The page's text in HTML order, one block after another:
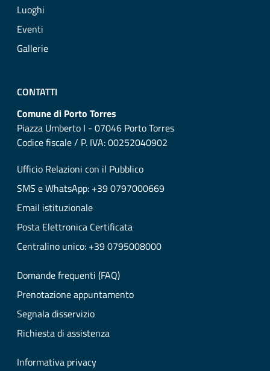
Luoghi
Eventi
Gallerie
CONTATTI
Comune di Porto Torres
Piazza Umberto I - 07046 Porto Torres
Codice fiscale / P. IVA: 00252040902
Ufficio Relazioni con il Pubblico
SMS e WhatsApp: +39 0797000669
Email istituzionale
Posta Elettronica Certificata
Centralino unico: +39 0795008000
Domande frequenti (FAQ)
Prenotazione appuntamento
Segnala disservizio
Richiesta di assistenza
Informativa privacy